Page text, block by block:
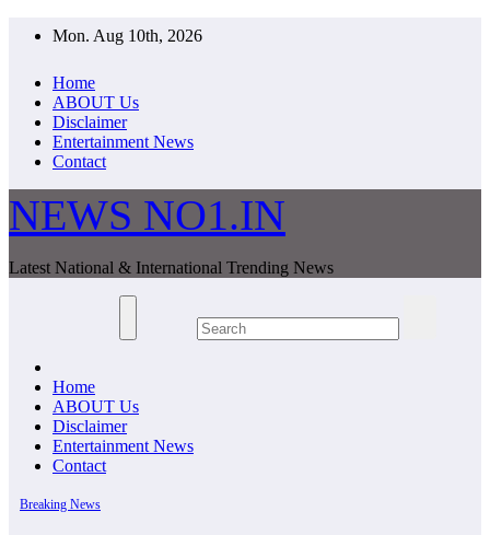
Mon. Aug 10th, 2026
Home
ABOUT Us
Disclaimer
Entertainment News
Contact
NEWS NO1.IN
Latest National & International Trending News
Home
ABOUT Us
Disclaimer
Entertainment News
Contact
Breaking News